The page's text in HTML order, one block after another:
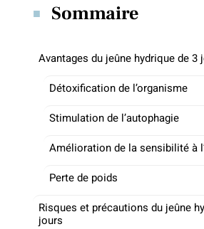
Sommaire
Avantages du jeûne hydrique de 3
Détoxification de l’organisme
Stimulation de l’autophagie
Amélioration de la sensibilité à
Perte de poids
Risques et précautions du jeûne
jours